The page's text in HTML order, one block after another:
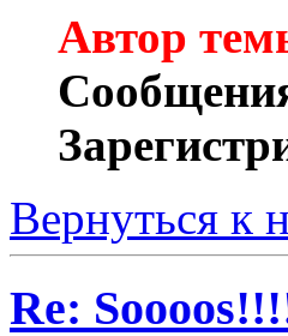
Автор
Вернуться к
Re: